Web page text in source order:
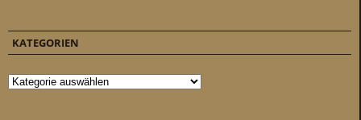
KATEGORIEN
Kategorien